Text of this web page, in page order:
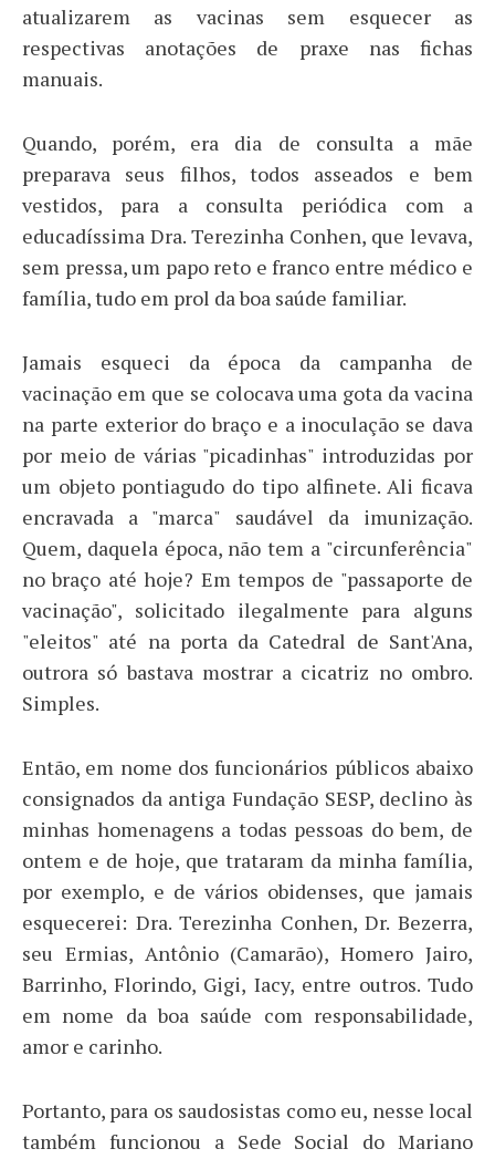
atualizarem as vacinas sem esquecer as
respectivas anotações de praxe nas fichas
manuais.
Quando, porém, era dia de consulta a mãe
preparava seus filhos, todos asseados e bem
vestidos, para a consulta periódica com a
educadíssima Dra. Terezinha Conhen, que levava,
sem pressa, um papo reto e franco entre médico e
família, tudo em prol da boa saúde familiar.
Jamais esqueci da época da campanha de
vacinação em que se colocava uma gota da vacina
na parte exterior do braço e a inoculação se dava
por meio de várias "picadinhas" introduzidas por
um objeto pontiagudo do tipo alfinete. Ali ficava
encravada a "marca" saudável da imunização.
Quem, daquela época, não tem a "circunferência"
no braço até hoje? Em tempos de "passaporte de
vacinação", solicitado ilegalmente para alguns
"eleitos" até na porta da Catedral de Sant'Ana,
outrora só bastava mostrar a cicatriz no ombro.
Simples.
Então, em nome dos funcionários públicos abaixo
consignados da antiga Fundação SESP, declino às
minhas homenagens a todas pessoas do bem, de
ontem e de hoje, que trataram da minha família,
por exemplo, e de vários obidenses, que jamais
esquecerei: Dra. Terezinha Conhen, Dr. Bezerra,
seu Ermias, Antônio (Camarão), Homero Jairo,
Barrinho, Florindo, Gigi, Iacy, entre outros. Tudo
em nome da boa saúde com responsabilidade,
amor e carinho.
Portanto, para os saudosistas como eu, nesse local
também funcionou a Sede Social do Mariano